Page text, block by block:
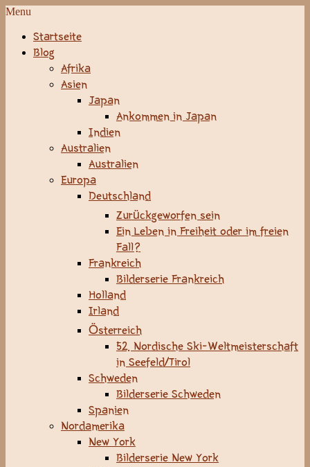
Menu
Startseite
Blog
Afrika
Asien
Japan
Ankommen in Japan
Indien
Australien
Australien
Europa
Deutschland
Zurückgeworfen sein
Ein Leben in Freiheit oder im freien
Fall?
Frankreich
Bilderserie Frankreich
Holland
Irland
Österreich
52. Nordische Ski-Weltmeisterschaft
in Seefeld/Tirol
Schweden
Bilderserie Schweden
Spanien
Nordamerika
New York
Bilderserie New York